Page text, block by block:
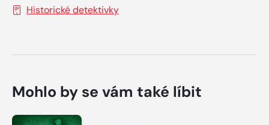
Historické detektivky
Mohlo by se vám také líbit